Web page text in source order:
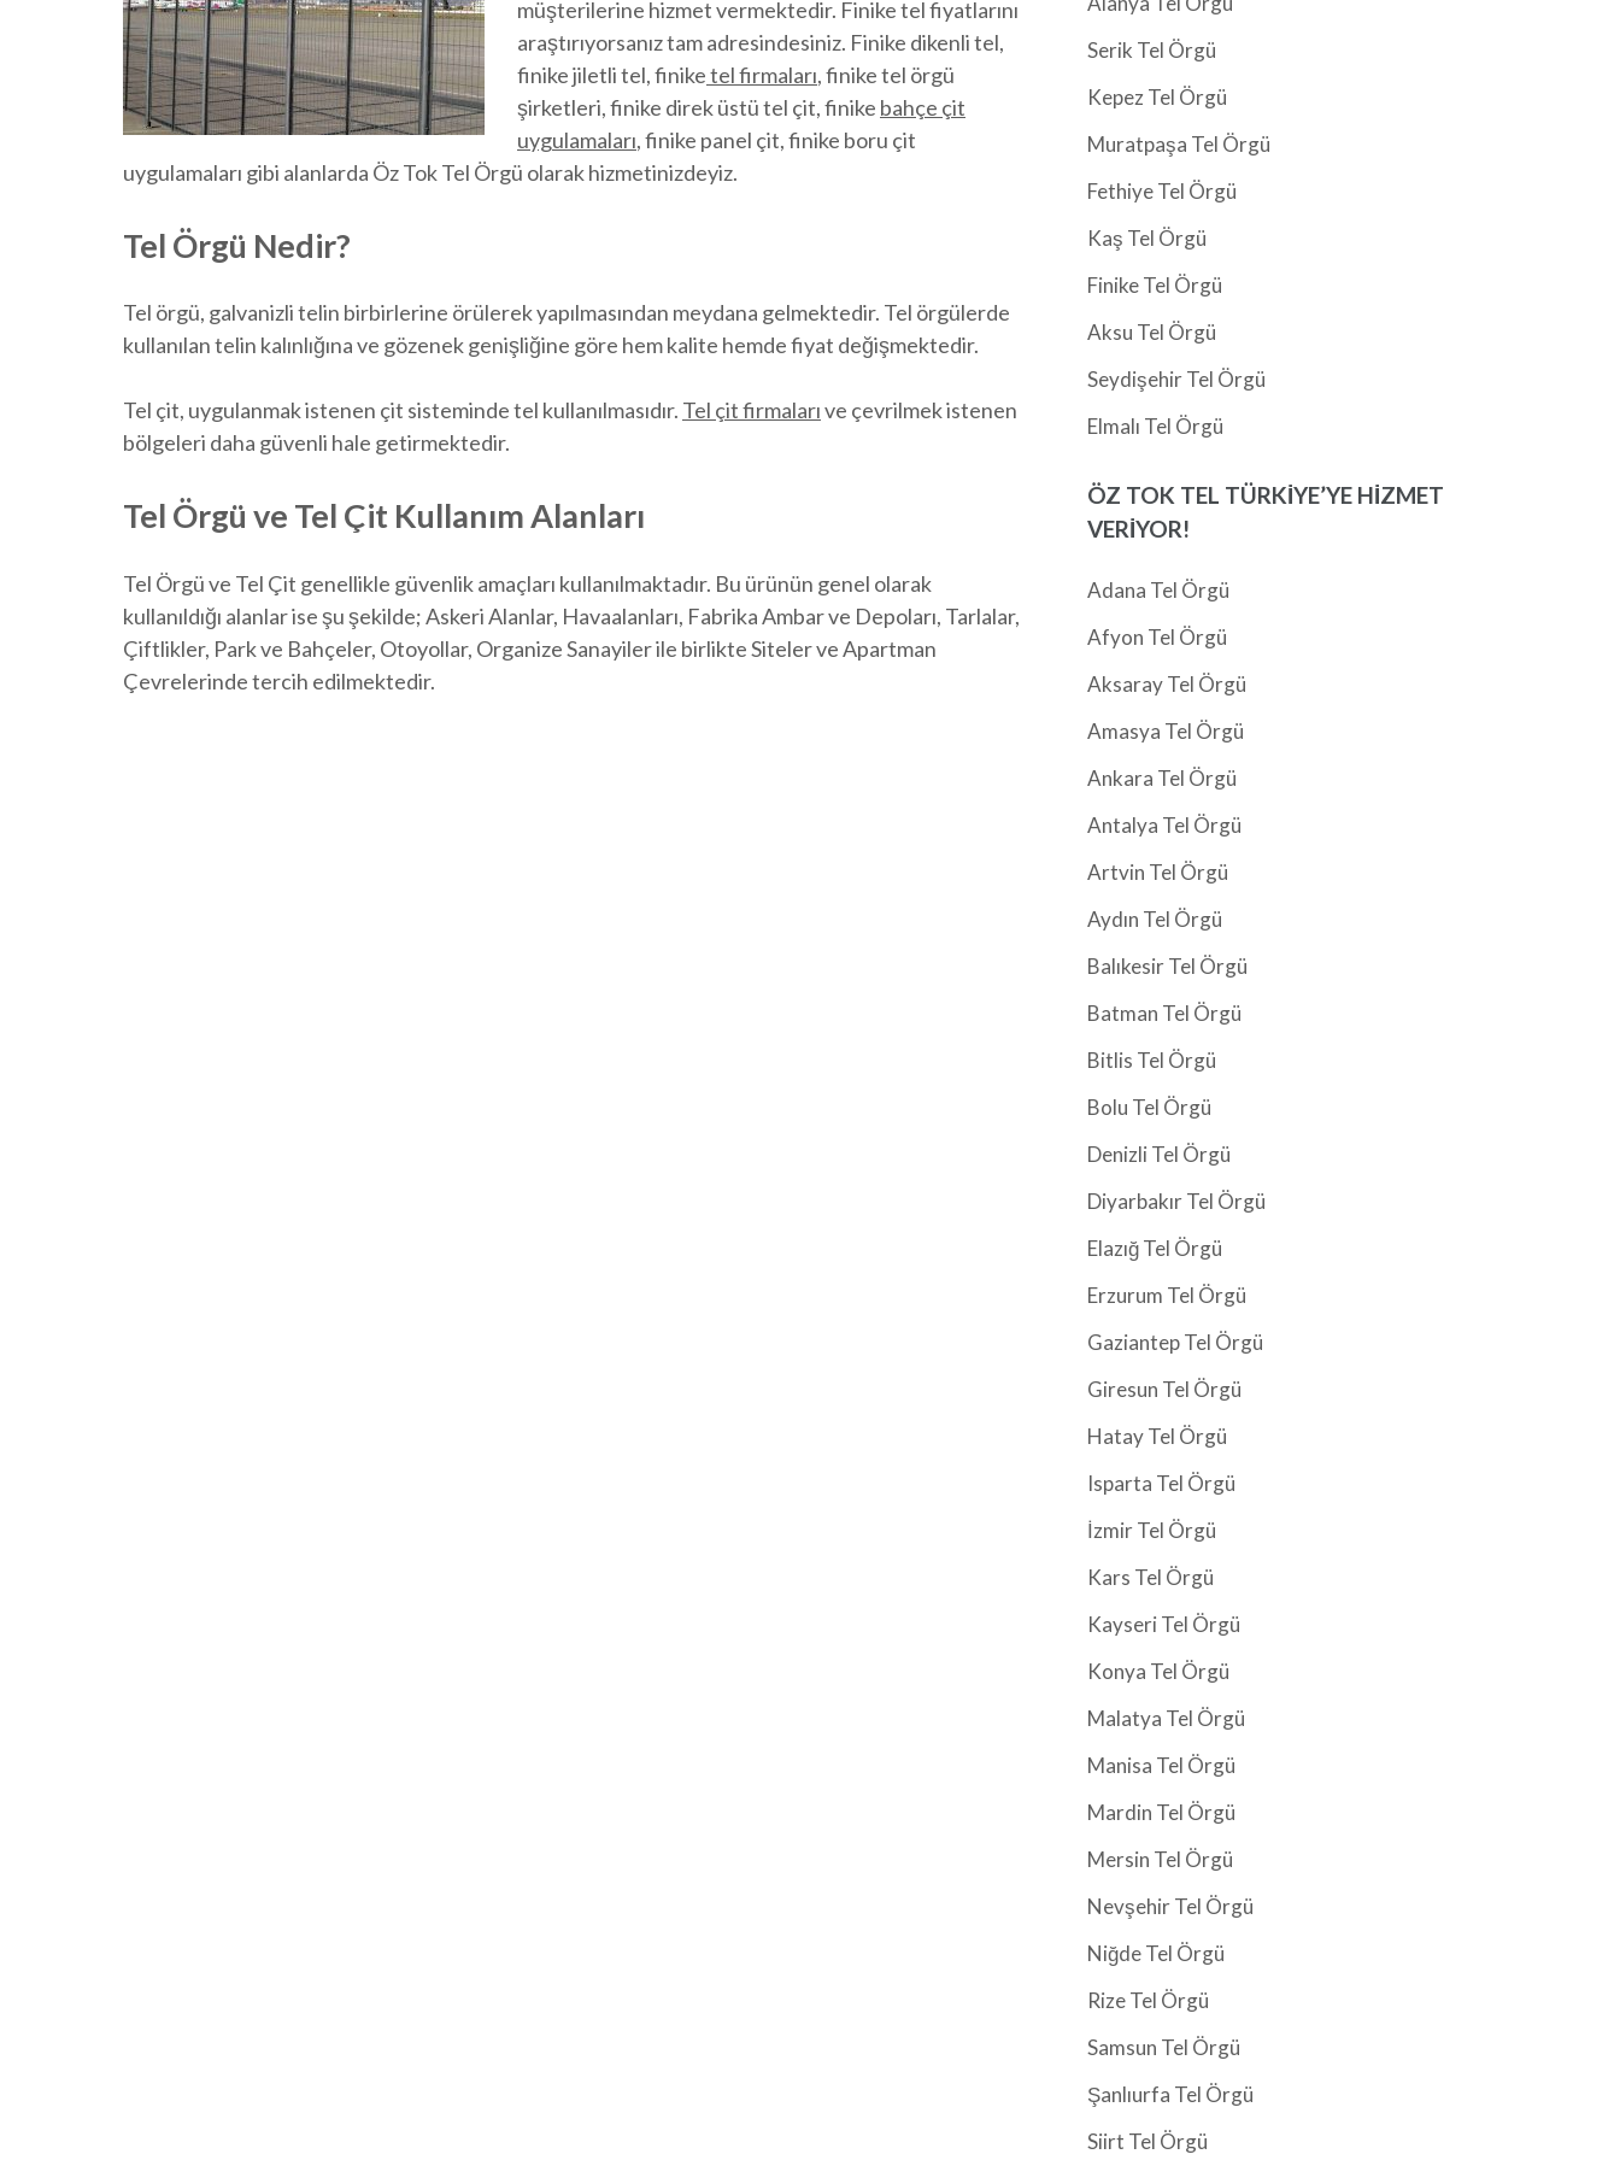
müşterilerine hizmet vermektedir. Finike tel fiyatlarını
araştırıyorsanız tam adresindesiniz. Finike dikenli tel,
finike jiletli tel, finiketel firmaları, finike tel örgü
şirketleri, finike direk üstü tel çit, finike bahçe çit
uygulamaları, finike panel çit, finike boru çit
uygulamaları gibi alanlarda Öz Tok Tel Örgü olarak hizmetinizdeyiz.
Tel Örgü Nedir?
Tel örgü, galvanizli telin birbirlerine örülerek yapılmasından meydana gelmektedir. Tel örgülerde
kullanılan telin kalınlığına ve gözenek genişliğine göre hem kalite hemde fiyat değişmektedir.
Tel çit, uygulanmak istenen çit sisteminde tel kullanılmasıdır. Tel çit firmalarıve çevrilmek istenen
bölgeleri daha güvenli hale getirmektedir.
Tel Örgü ve Tel Çit Kullanım Alanları
Tel Örgü ve Tel Çit genellikle güvenlik amaçları kullanılmaktadır. Bu ürünün genel olarak
kullanıldığı alanlar ise şu şekilde; Askeri Alanlar, Havaalanları, Fabrika Ambar ve Depoları, Tarlalar,
Çiftlikler, Park ve Bahçeler, Otoyollar, Organize Sanayiler ile birlikte Siteler ve Apartman
Çevrelerinde tercih edilmektedir.
Serik Tel Örgü
Kepez Tel Örgü
Muratpaşa Tel Örgü
Fethiye Tel Örgü
Kaş Tel Örgü
Finike Tel Örgü
Aksu Tel Örgü
Seydişehir Tel Örgü
Elmalı Tel Örgü
ÖZ TOK TEL TÜRKIYE’YE HIZMET
VERIYOR!
Adana Tel Örgü
Afyon Tel Örgü
Aksaray Tel Örgü
Amasya Tel Örgü
Ankara Tel Örgü
Antalya Tel Örgü
Artvin Tel Örgü
Aydın Tel Örgü
Balıkesir Tel Örgü
Batman Tel Örgü
Bitlis Tel Örgü
Bolu Tel Örgü
Denizli Tel Örgü
Diyarbakır Tel Örgü
Elazığ Tel Örgü
Erzurum Tel Örgü
Gaziantep Tel Örgü
Giresun Tel Örgü
Hatay Tel Örgü
Isparta Tel Örgü
İzmir Tel Örgü
Kars Tel Örgü
Kayseri Tel Örgü
Konya Tel Örgü
Malatya Tel Örgü
Manisa Tel Örgü
Mardin Tel Örgü
Mersin Tel Örgü
Nevşehir Tel Örgü
Niğde Tel Örgü
Rize Tel Örgü
Samsun Tel Örgü
Şanlıurfa Tel Örgü
Siirt Tel Örgü